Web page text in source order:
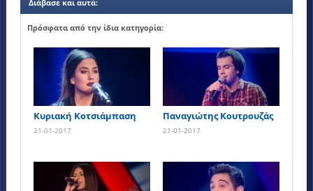
Διάβασε και αυτά:
Πρόσφατα από την ίδια κατηγορία:
Κυριακή Κοτσιάμπαση
21-01-2017
Παναγιώτης Κουτρουζάς
21-01-2017